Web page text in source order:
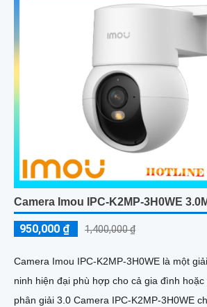
Camera Imou IPC-K2MP-3H0WE
950,000 ₫ 1,400,000 ₫
Camera Imou IPC-K2MP-3H0WE là một
ninh hiện đại phù hợp cho cả gia đình
phân giải 3.0 Camera IPC-K2MP-3H0WE